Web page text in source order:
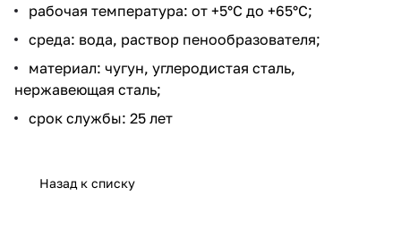
рабочая температура: от +5°С до +65°С;
среда: вода, раствор пенообразователя;
материал: чугун, углеродистая сталь,
нержавеющая сталь;
срок службы: 25 лет
Назад к списку